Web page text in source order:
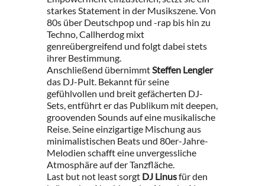
starkes Statement in der Musikszene. Von
80s über Deutschpop und -rap bis hin zu
Techno, Callherdog mixt
genreübergreifend und folgt dabei stets
ihrer Bestimmung.
Anschließend übernimmtSteffen Lengler
das DJ-Pult. Bekannt für seine
gefühlvollen und breit gefächerten DJ-
Sets, entführt er das Publikum mit deepen,
groovenden Sounds auf eine musikalische
Reise. Seine einzigartige Mischung aus
minimalistischen Beats und 80er-Jahre-
Melodien schafft eine unvergessliche
Atmosphäre auf der Tanzfläche.
Last but not least sorgt DJ Linusfür den